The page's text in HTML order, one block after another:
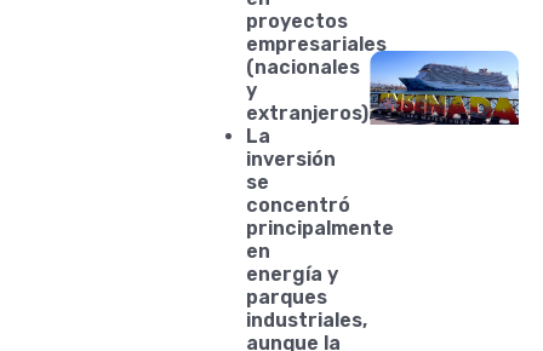
proyectos
empresariales
(nacionales
y
extranjeros).
La
inversión
se
concentró
principalmente
en
energía y
parques
industriales,
aunque la